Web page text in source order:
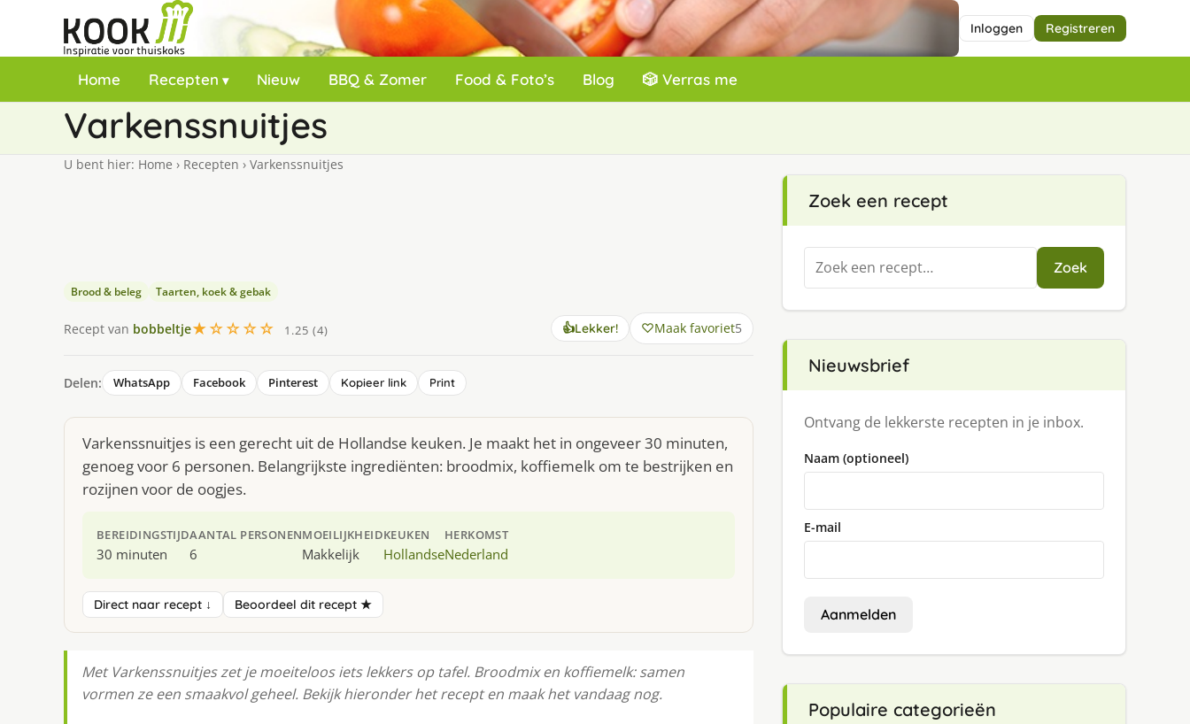
Inloggen Registreren
Home Recepten Nieuw BBQ & Zomer Food & Foto’s Blog 🎲 Verras me
Varkenssnuitjes
U bent hier: Home › Recepten › Varkenssnuitjes
Brood & beleg Taarten, koek & gebak
Recept van bobbeltje★☆☆☆☆ 1.25 (4) 👍Lekker! Maak favoriet5
Delen: WhatsApp Facebook Pinterest Kopieer link Print
Varkenssnuitjes is een gerecht uit de Hollandse keuken. Je maakt het in ongeveer 30 minuten,
genoeg voor 6 personen. Belangrijkste ingrediënten: broodmix, koffiemelk om te bestrijken en
rozijnen voor de oogjes.
BEREIDINGSTIJD
30 minuten
AANTAL PERSONEN
6
MOEILIJKHEID
Makkelijk
KEUKEN
Hollandse
HERKOMST
Nederland
Direct naar recept ↓ Beoordeel dit recept ★
Met Varkenssnuitjes zet je moeiteloos iets lekkers op tafel. Broodmix en koffiemelk: samen
vormen ze een smaakvol geheel. Bekijk hieronder het recept en maak het vandaag nog.
Zoek een recept
Zoeken
naar:
Zoek
Nieuwsbrief
Ontvang de lekkerste recepten in je inbox.
Naam (optioneel)
E-mail
Aanmelden
Populaire categorieën